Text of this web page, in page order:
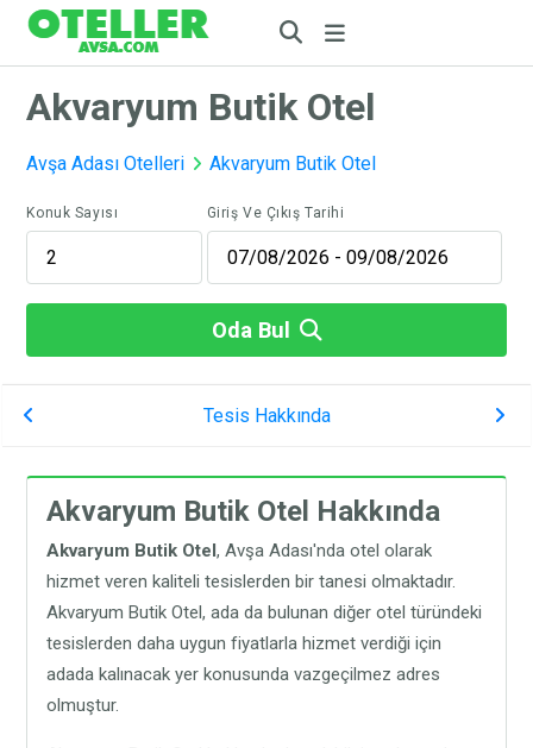
Akvaryum Butik Otel
Avşa Adası Otelleri Akvaryum Butik Otel
Konuk Sayısı Giriş Ve Çıkış Tarihi
Oda Bul
Tesis Hakkında
Akvaryum Butik Otel Hakkında
Akvaryum Butik Otel, Avşa Adası'nda otel olarak
hizmet veren kaliteli tesislerden bir tanesi olmaktadır.
Akvaryum Butik Otel, ada da bulunan diğer otel türündeki
tesislerden daha uygun fiyatlarla hizmet verdiği için
adada kalınacak yer konusunda vazgeçilmez adres
olmuştur.